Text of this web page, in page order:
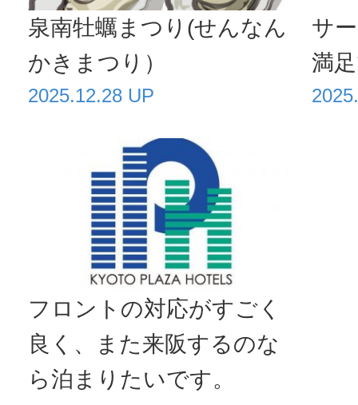
泉南牡蠣まつり(せんなん
かきまつり）
2025.12.28 UP
サ
満
フロントの対応がすごく
良く、また来阪するのな
ら泊まりたいです。